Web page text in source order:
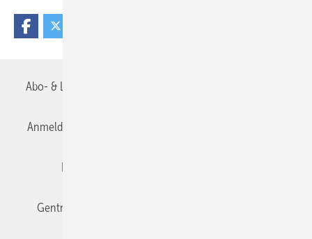
Abo- & Leserservice
Anmelden
Gentner Verlag